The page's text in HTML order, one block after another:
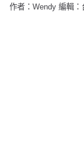
作者：Wendy 編輯：